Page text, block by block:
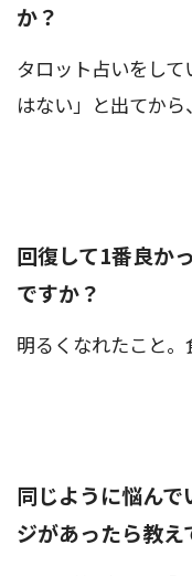
か？
タロット占いをし
はない」と出てから
回復して1番良か
ですか？
明るくなれたこと。
同じように悩ん
ジがあったら教え